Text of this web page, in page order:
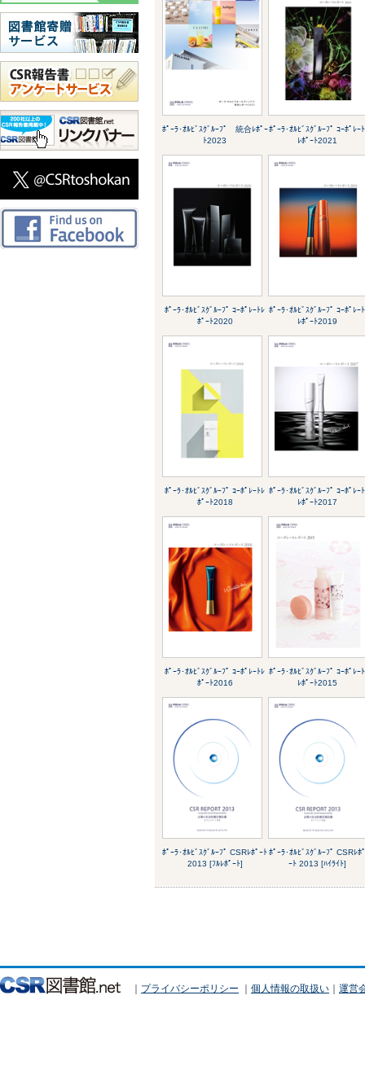
ﾎﾟｰﾗ･ｵﾙﾋﾞｽｸﾞﾙｰﾌﾟ 統合ﾚﾎﾟｰ
ﾄ2023
ﾎﾟｰﾗ･ｵﾙﾋﾞｽｸﾞﾙｰﾌﾟ ｺｰﾎﾟﾚｰﾄ
ﾚﾎﾟｰﾄ2021
ﾎﾟｰﾗ･ｵﾙﾋﾞｽｸﾞﾙｰﾌﾟ ｺｰﾎﾟﾚｰﾄﾚ
ﾎﾟｰﾄ2020
ﾎﾟｰﾗ･ｵﾙﾋﾞｽｸﾞﾙｰﾌﾟ ｺｰﾎﾟﾚｰﾄ
ﾚﾎﾟｰﾄ2019
ﾎﾟｰﾗ･ｵﾙﾋﾞｽｸﾞﾙｰﾌﾟ ｺｰﾎﾟﾚｰﾄﾚ
ﾎﾟｰﾄ2018
ﾎﾟｰﾗ･ｵﾙﾋﾞｽｸﾞﾙｰﾌﾟ ｺｰﾎﾟﾚｰﾄ
ﾚﾎﾟｰﾄ2017
ﾎﾟｰﾗ･ｵﾙﾋﾞｽｸﾞﾙｰﾌﾟ ｺｰﾎﾟﾚｰﾄﾚ
ﾎﾟｰﾄ2016
ﾎﾟｰﾗ･ｵﾙﾋﾞｽｸﾞﾙｰﾌﾟ ｺｰﾎﾟﾚｰﾄ
ﾚﾎﾟｰﾄ2015
ﾎﾟｰﾗ･ｵﾙﾋﾞｽｸﾞﾙｰﾌﾟ CSRﾚﾎﾟｰﾄ
2013 [ﾌﾙﾚﾎﾟｰﾄ]
ﾎﾟｰﾗ･ｵﾙﾋﾞｽｸﾞﾙｰﾌﾟ CSRﾚﾎﾟ
ｰﾄ 2013 [ﾊｲﾗｲﾄ]
｜ プライバシーポリシー ｜ 個人情報の取扱い ｜ 運営